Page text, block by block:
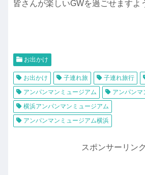
皆さんが楽しいGWを過ごせますよ
お出かけ
お出かけ 子連れ旅 子連れ旅行
アンパンマンミュージアム
アンパンマ
横浜アンパンマンミュージアム
アンパンマンミュージアム横浜
スポンサーリンク